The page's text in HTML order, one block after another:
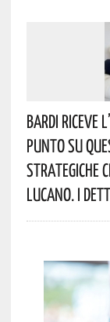
Bardi Riceve
Punto Su
Strategiche
Lucano. I